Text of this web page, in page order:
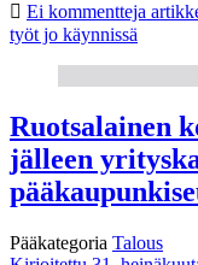
Ei kommentteja
työt jo käynnissä
Ruotsalainen
jälleen
Pääkategoria Talous